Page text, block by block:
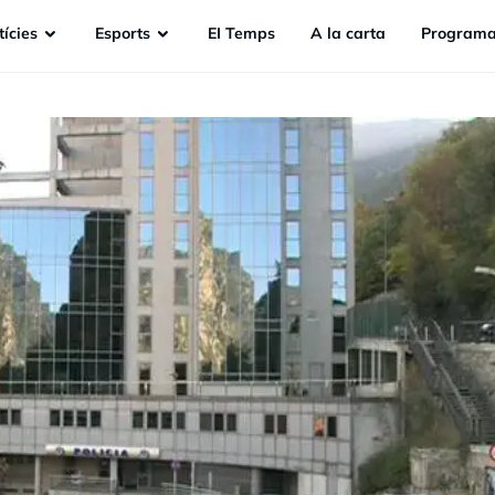
Esports EI Temps A la carta